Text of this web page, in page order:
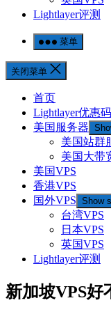
Lightlayer评测
菜单
关闭菜单
首页
Lightlayer优惠码
美国服务器
美国站群
美国大带
美国VPS
香港VPS
国外VPS Show
台湾VPS
日本VPS
英国VPS
Lightlayer评测
新加坡VPS好